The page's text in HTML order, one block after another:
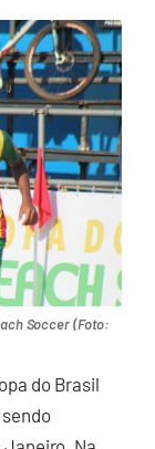
Soccer (Foto:
do Brasil